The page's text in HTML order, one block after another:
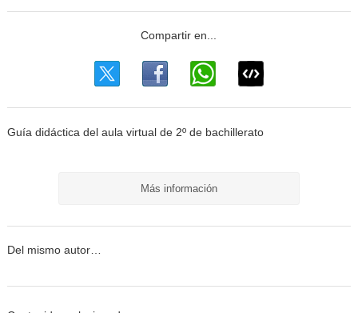
Guía didáctica del aula virtual de 2º de bachillerato
Más información
Del mismo autor…